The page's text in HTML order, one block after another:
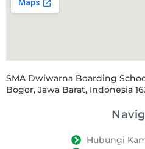
SMA Dwiwarna Boarding
Bogor, Jawa Barat, Indonesia
Hubungi